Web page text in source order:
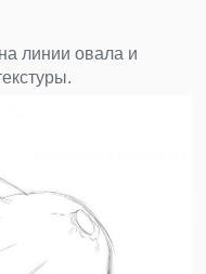
линии овала и